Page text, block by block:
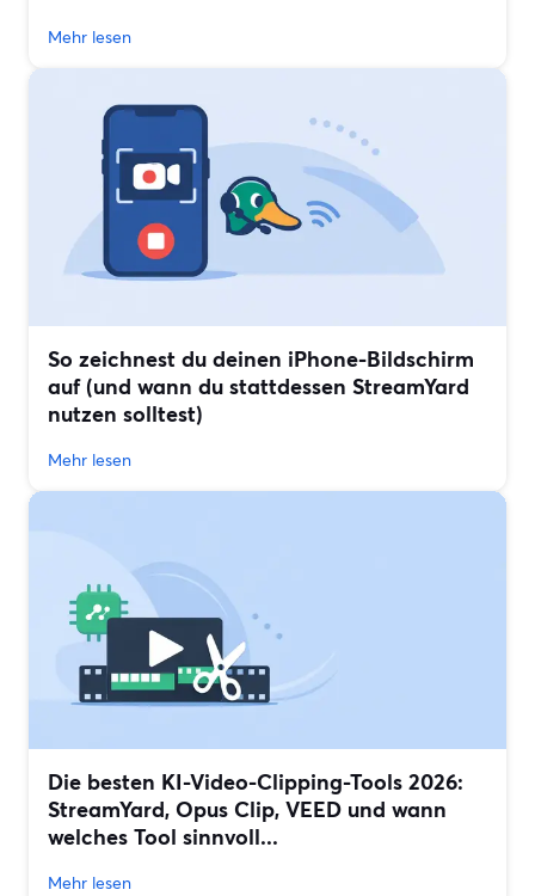
Mehr lesen
So zeichnest du deinen iPhone-Bildschirm
auf (und wann du stattdessen StreamYard
nutzen solltest)
Mehr lesen
Die besten KI-Video-Clipping-Tools 2026:
StreamYard, Opus Clip, VEED und wann
welches Tool sinnvoll...
Mehr lesen